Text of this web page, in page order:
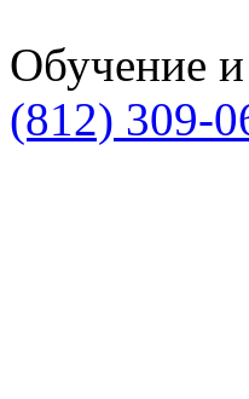
Обучение
(812) 309-